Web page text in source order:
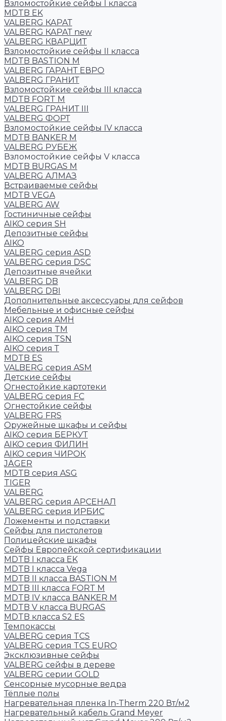
Взломостойкие сейфы I класса
MDTB EK
VALBERG КАРАТ
VALBERG КАРАТ new
VALBERG КВАРЦИТ
Взломостойкие сейфы II класса
MDTB BASTION M
VALBERG ГАРАНТ ЕВРО
VALBERG ГРАНИТ
Взломостойкие сейфы III класса
MDTB FORT M
VALBERG ГРАНИТ III
VALBERG ФОРТ
Взломостойкие сейфы IV класса
MDTB BANKER M
VALBERG РУБЕЖ
Взломостойкие сейфы V класса
MDTB BURGAS M
VALBERG АЛМАЗ
Встраиваемые сейфы
MDTB VEGA
VALBERG AW
Гостиничные сейфы
AIKO серия SH
Депозитные сейфы
AIKO
VALBERG серия ASD
VALBERG серия DSC
Депозитные ячейки
VALBERG DB
VALBERG DBI
Дополнительные аксессуары для сейфов
Мебельные и офисные сейфы
AIKO серия AMH
AIKO серия TM
AIKO серия TSN
AIKO серия Т
MDTB ES
VALBERG серия ASM
Детские сейфы
Огнестойкие картотеки
VALBERG серия FC
Огнестойкие сейфы
VALBERG FRS
Оружейные шкафы и сейфы
AIKO серия БЕРКУТ
AIKO серия ФИЛИН
AIKO серия ЧИРОК
JÄGER
MDTB серия ASG
TIGER
VALBERG
VALBERG серия АРСЕНАЛ
VALBERG серия ИРБИС
Ложементы и подставки
Сейфы для пистолетов
Полицейские шкафы
Сейфы Европейской сертификации
MDTB I класса EK
MDTB I класса Vega
MDTB II класса BASTION M
MDTB III класса FORT M
MDTB IV класса BANKER M
MDTB V класса BURGAS
MDTB класса S2 ES
Темпокассы
VALBERG серия TCS
VALBERG серия TCS EURO
Эксклюзивные сейфы
VALBERG сейфы в дереве
VALBERG серии GOLD
Сенсорные мусорные ведра
Тёплые полы
Нагревательная пленка In-Therm 220 Вт/м2
Нагревательный кабель Grand Meyer